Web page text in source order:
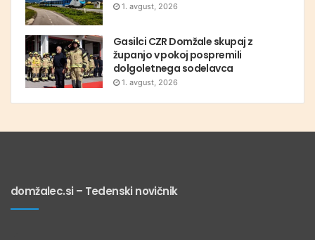
1. avgust, 2026
Gasilci CZR Domžale skupaj z
županjo v pokoj pospremili
dolgoletnega sodelavca
1. avgust, 2026
domžalec.si – Tedenski novičnik